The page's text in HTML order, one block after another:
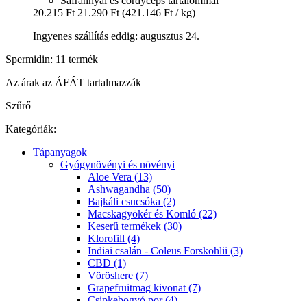
20.215 Ft 21.290 Ft (421.146 Ft / kg)
Ingyenes szállítás eddig: augusztus 24.
Spermidin: 11 termék
Az árak az ÁFÁT tartalmazzák
Szűrő
Kategóriák:
Tápanyagok
Gyógynövényi és növényi
Aloe Vera (13)
Ashwagandha (50)
Bajkáli csucsóka (2)
Macskagyökér és Komló (22)
Keserű termékek (30)
Klorofill (4)
Indiai csalán - Coleus Forskohlii (3)
CBD (1)
Vöröshere (7)
Grapefruitmag kivonat (7)